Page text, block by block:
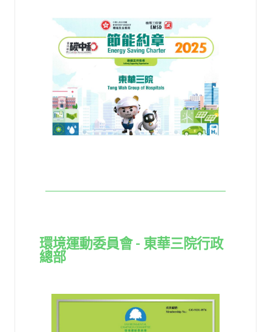
環境運動委員會 - 東華三院行政
總部